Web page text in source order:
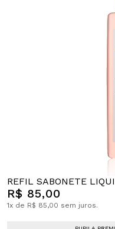
REFIL SABONETE
R$ 85,00
1x de R$ 85,00 sem juros.